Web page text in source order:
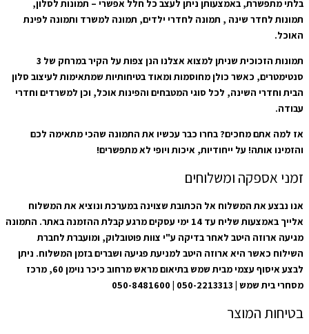
בלתי מתפשרת, באמצעותן ניתן לעצב כל חלל אפשרי – תמונות לסלון,
תמונות לחדר שינה , תמונה לחדרי ילדים, תמונה למשרד ותמונה לפינת
האוכל.
תמונות הזכוכית שניתן למצוא אצלנו הנן צפות על הקיר במרחק של 3
סנטימטרים, כאשר כולן מחוסמות ומאוד בטיחותיות שמתאימות לעיצוב סלון
הבית וחדרי השינה, לכל סוגי המטבחים והפינות אוכל, וכן למשרדים וחדרי
עבודה.
אז למה אתם מחכים? בחרו כבר עכשיו את התמונה שהכי מתאימה לכם
והזמינו אותה! על ייחודיות, איכות ויופי לא מתפשרים!
זמני אספקה ומשלוחים
אנו נבצע את המשלוח אל הכתובת שצוינה במערכת ונוציא את המשלוח
אלייך באמצעות שליח עד 14 ימי עסקים מרגע קבלת ההזמנה באתר. התמונה
מגיעה ארוזה היטב לאחר בדיקה ע"י צוות פוטובלוק, ומועברת לחברת
השילוח כאשר היא ארוזה היטב למניעת פגיעה ושברים בזמן המשלוח. ניתן
לבצע איסוף עצמי מבית שמש בתיאום מראש מרחוב כיכר נוימן 60, מרכז
מסחרי בית שמש | 050-2213313 | 050-8481600
בטיחות המוצר